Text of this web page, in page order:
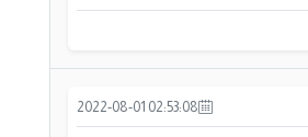
2022-08-01 02:53:08